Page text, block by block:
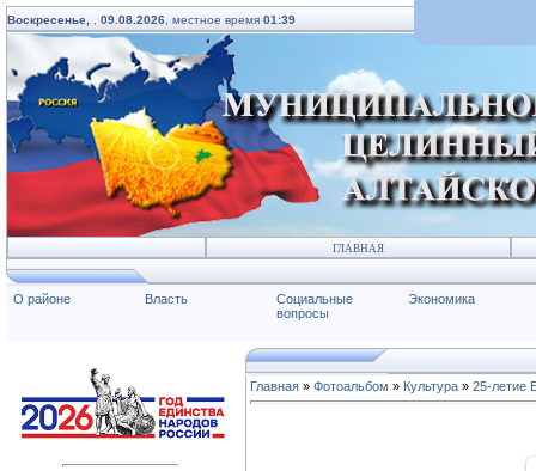
Воскресенье, 09.08.2026 , местное время 01:39
ГЛАВНАЯ
О районе Власть
Социальные
вопросы
Экономика
Главная » Фотоальбом » Культура » 25-летие